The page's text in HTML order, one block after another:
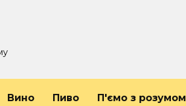
Вино Пиво П'ємо з розумом